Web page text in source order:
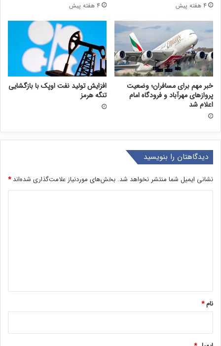
4 هفته پیش 4 هفته پیش
خبر مهم برای مسافران؛ وضعیت
پروازهای مهرآباد و فرودگاه امام
اعلام شد
افزایش تولید نفت اوپک با بازگشایی
تنگه هرمز
دیدگاهتان را بنویسید
نشانی ایمیل شما منتشر نخواهد شد. بخش‌های موردنیاز علامت‌گذاری شده‌اند*
نام*